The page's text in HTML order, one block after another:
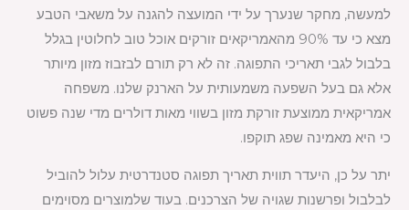
למעשה, מחקר שנערך על ידי המועצה להגנה על משאבי הטבע
מצא כי עד 90% מהאמריקאים זורקים אוכל טוב לחלוטין בגלל
בלבול לגבי תאריכי התפוגה. זה לא רק תורם לבזבוז מזון מיותר
אלא גם בעל השפעה משמעותית על הארנק שלנו. משפחה
אמריקאית ממוצעת זורקת מזון בשווי מאות דולרים מדי שנה פשוט
כי היא מאמינה שפג תוקפו.
יתר על כן, היעדר תווית תאריך תפוגה סטנדרטית עלול להוביל
לבלבול ופרשנות שגויה של הצרכנים. בעוד שלמוצרים מסוימים